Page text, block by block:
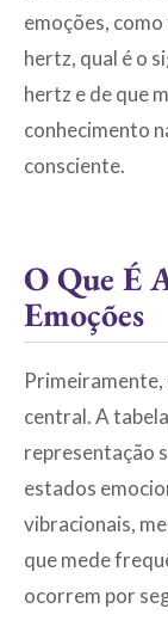
emoções,
hertz, qual é o
hertz e de que
conhecimento
consciente.
O Que É
Emoções
central. A
representação
estados
vibracionais,
que mede
ocorrem por